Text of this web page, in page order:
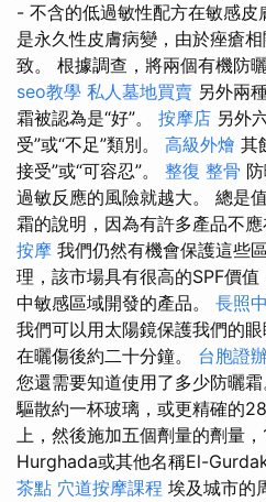
- 不含的低過敏性配方在敏感
是永久性皮膚病變，由於痤瘡
致。 根據調查，將兩個有機防
seo教學 私人墓地買賣 另外兩
霜被認為是“好”。 按摩店 另外
受”或“不足”類別。 高級外燴 其
接受”或“可容忍”。 整復 整骨
過敏反應的風險就越大。 總是
霜的說明，因為有許多產品不
按摩 我們仍然有機會保護這些
理，該市場具有很高的SPF價
中敏感區域開發的產品。 長照
我們可以用太陽鏡保護我們的
在曬傷後約二十分鐘。 台胞證
您還需要知道使用了多少防曬霜
驅散約一杯玻璃，或更精確的
上，然後施加五個劑量的劑量
Hurghada或其他名稱El-
茶點 穴道按摩課程 埃及城市的